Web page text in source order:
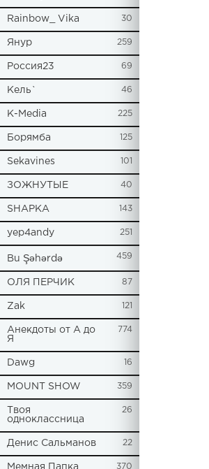
Rainbow_ Vika 30
Янур 259
Россия23 69
Кель` 46
К-Media 225
Борямба 125
Sekavines 101
ЗОЖНУТЫЕ 40
SHAPKA 143
yep4andy 251
Bu Şəhərdə 459
ОЛЯ ПЕРЧИК 87
Zak 121
Анекдоты от А до
Я
774
Dawg 16
MOUNT SHOW 359
Твоя
одноклассница
26
Денис Сальманов 22
Мемная Папка 370